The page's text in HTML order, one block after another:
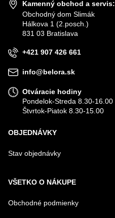
Kamenný obchod a servis:
Obchodný dom Slimák
Hálkova 1 (2.posch.)
831 03 Bratislava
+421 907 426 661
info@belora.sk
Otváracie hodiny
Pondelok-Streda 8.30-16.00
Štvrtok-Piatok 8.30-15.00
OBJEDNÁVKY
Stav objednávky
VŠETKO O NÁKUPE
Obchodné podmienky